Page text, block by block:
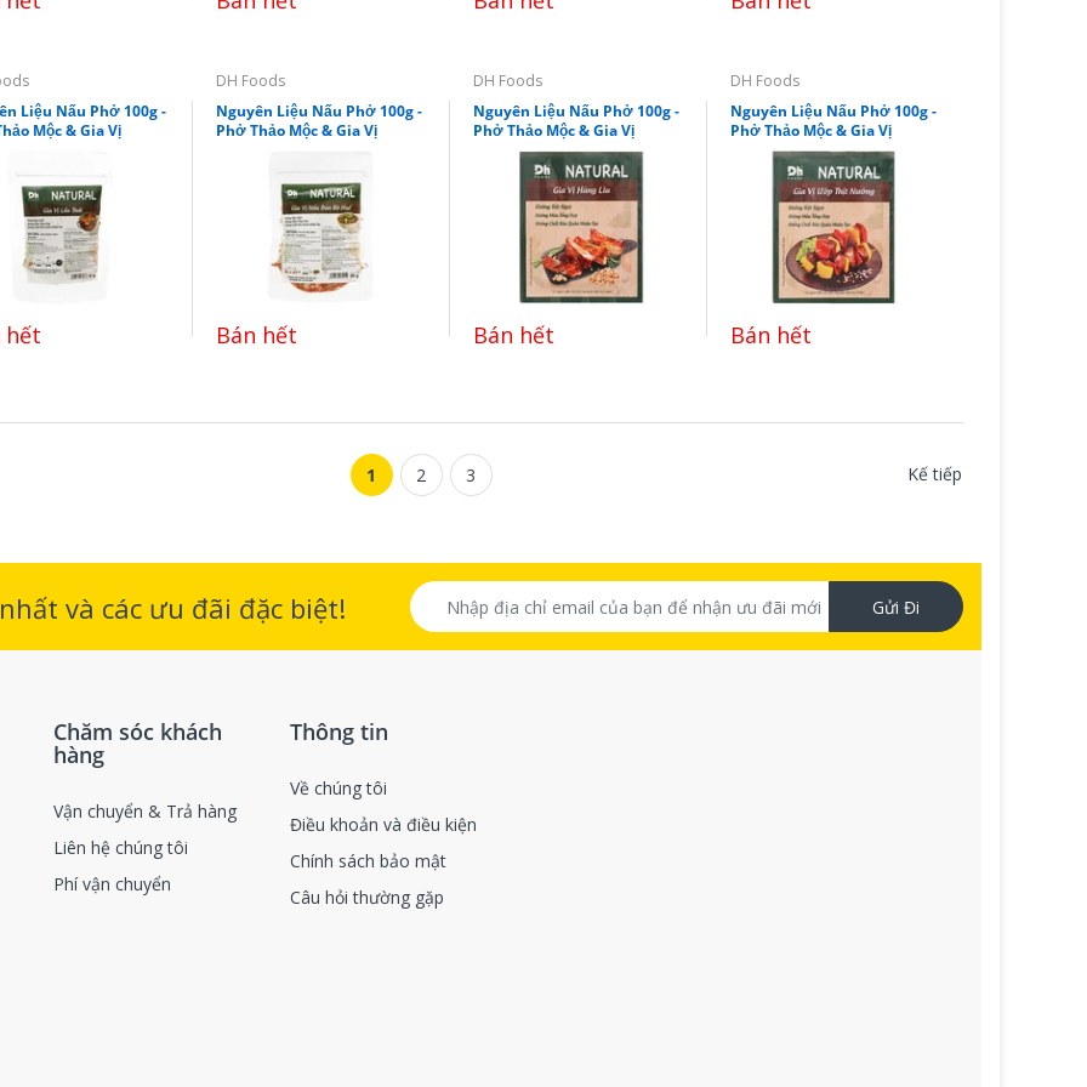
Liệu Nấu Phở 100g -
Mộc & Gia Vị
hết
DH Foods
Nguyên Liệu Nấu Phở 100g -
Phở Thảo Mộc & Gia Vị
Bán hết
DH Foods
Nguyên Liệu Nấu Phở 100g -
Phở Thảo Mộc & Gia Vị
Bán hết
DH Foods
Nguyên Liệu Nấu Phở 100g -
Phở Thảo Mộc & Gia Vị
Bán hết
1 2 3 Kế tiếp
và các ưu đãi đặc biệt! Gửi Đi
Chăm sóc khách
hàng
Vận chuyển & Trả hàng
Liên hệ chúng tôi
Phí vận chuyển
Thông tin
Về chúng tôi
Điều khoản và điều kiện
Chính sách bảo mật
Câu hỏi thường gặp